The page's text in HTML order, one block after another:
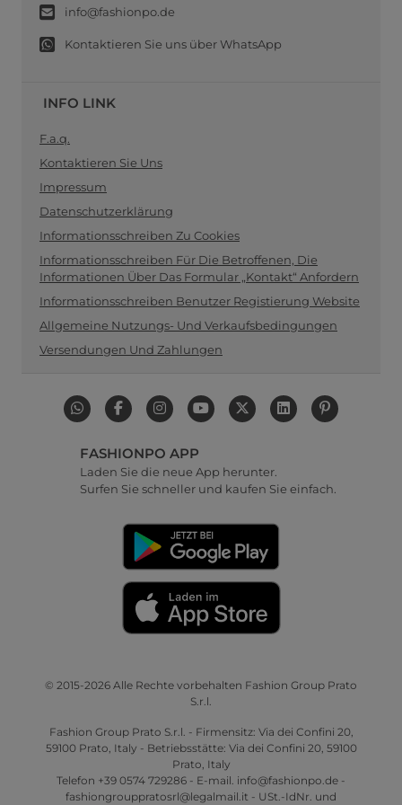
info@fashionpo.de
Kontaktieren Sie uns über WhatsApp
INFO LINK
F.a.q.
Kontaktieren Sie Uns
Impressum
Datenschutzerklärung
Informationsschreiben Zu Cookies
Informationsschreiben Für Die Betroffenen, Die
Informationen Über Das Formular „Kontakt“ Anfordern
Informationsschreiben Benutzer Registierung Website
Allgemeine Nutzungs- Und Verkaufsbedingungen
Versendungen Und Zahlungen
FASHIONPO APP
Laden Sie die neue App herunter.
Surfen Sie schneller und kaufen Sie einfach.
© 2015-2026 Alle Rechte vorbehalten Fashion Group Prato
S.r.l.
Fashion Group Prato S.r.l. - Firmensitz: Via dei Confini 20,
59100 Prato, Italy - Betriebsstätte: Via dei Confini 20, 59100
Prato, Italy
Telefon +39 0574 729286 - E-mail. info@fashionpo.de -
fashiongrouppratosrl@legalmail.it - USt.-IdNr. und